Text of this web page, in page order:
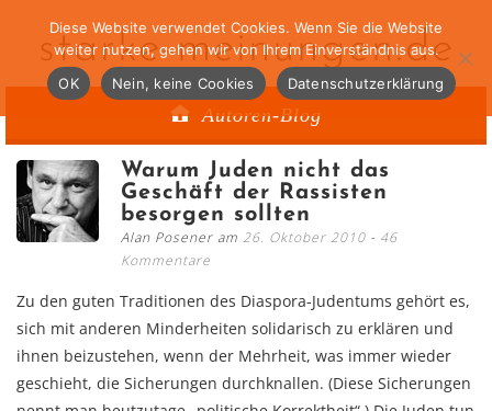
starke-meinungen.de
Autoren-Blog
Warum Juden nicht das
Geschäft der Rassisten
besorgen sollten
Alan Posener am 26. Oktober 2010
46
Kommentare
Zu den guten Traditionen des Diaspora-Judentums gehört es,
sich mit anderen Minderheiten solidarisch zu erklären und
ihnen beizustehen, wenn der Mehrheit, was immer wieder
geschieht, die Sicherungen durchknallen. (Diese Sicherungen
Diese Website verwendet Cookies. Wenn Sie die Website
weiter nutzen, gehen wir von Ihrem Einverständnis aus.
OK
Nein, keine Cookies Datenschutzerklärung